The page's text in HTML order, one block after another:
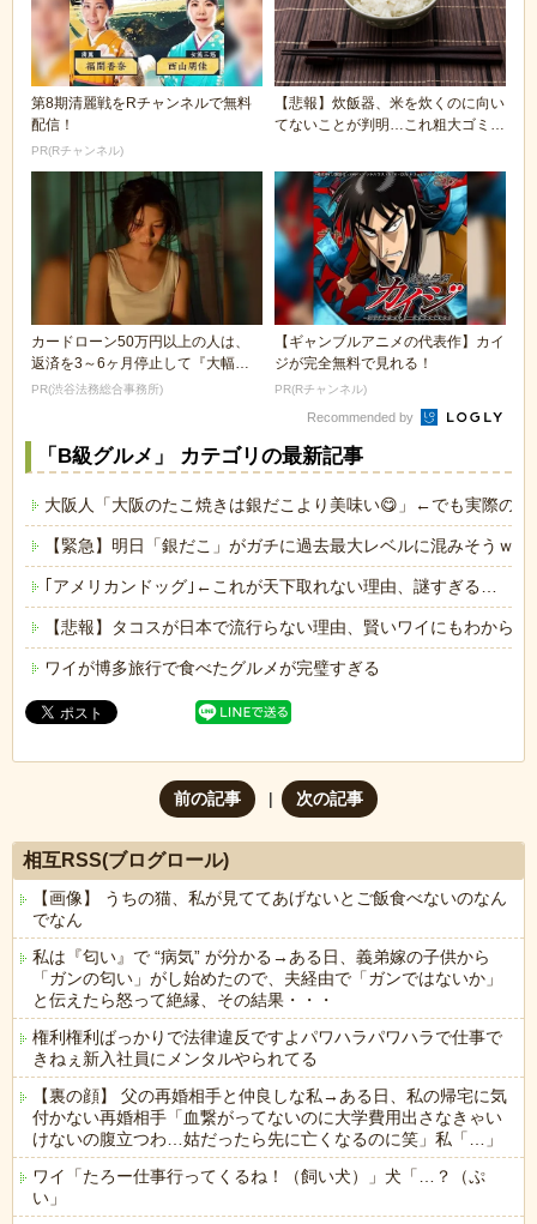
第8期清麗戦をRチャンネルで無料
配信！
PR(Rチャンネル)
【悲報】炊飯器、米を炊くのに向い
てないことが判明…これ粗大ゴミだ
カードローン50万円以上の人は、
返済を3～6ヶ月停止して『大幅に
減額してから返済...
PR(渋谷法務総合事務所)
【ギャンブルアニメの代表作】カイ
ジが完全無料で見れる！
PR(Rチャンネル)
Recommended by
「B級グルメ」 カテゴリの最新記事
大阪人「大阪のたこ焼きは銀だこより美味い😋」←でも実際の店
【緊急】明日「銀だこ」がガチに過去最大レベルに混みそうｗｗ
｢アメリカンドッグ｣←これが天下取れない理由、謎すぎる…
【悲報】タコスが日本で流行らない理由、賢いワイにもわからな
ワイが博多旅行で食べたグルメが完璧すぎる
前の記事 次の記事
相互RSS(ブログロール)
【画像】 うちの猫、私が見ててあげないとご飯食べないのなん
でなん
私は『匂い』で “病気” が分かる→ある日、義弟嫁の子供から
「ガンの匂い」がし始めたので、夫経由で「ガンではないか」
と伝えたら怒って絶縁、その結果・・・
権利権利ばっかりで法律違反ですよパワハラパワハラで仕事で
きねぇ新入社員にメンタルやられてる
【裏の顔】 父の再婚相手と仲良しな私→ある日、私の帰宅に気
付かない再婚相手「血繋がってないのに大学費用出さなきゃい
けないの腹立つわ…姑だったら先に亡くなるのに笑」私「…」
ワイ「たろー仕事行ってくるね！（飼い犬）」犬「…？（ぷ
い」